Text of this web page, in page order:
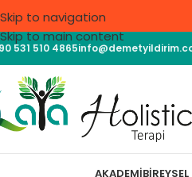
Skip to navigation
Skip to main content
531 510 4865
AKADEMI